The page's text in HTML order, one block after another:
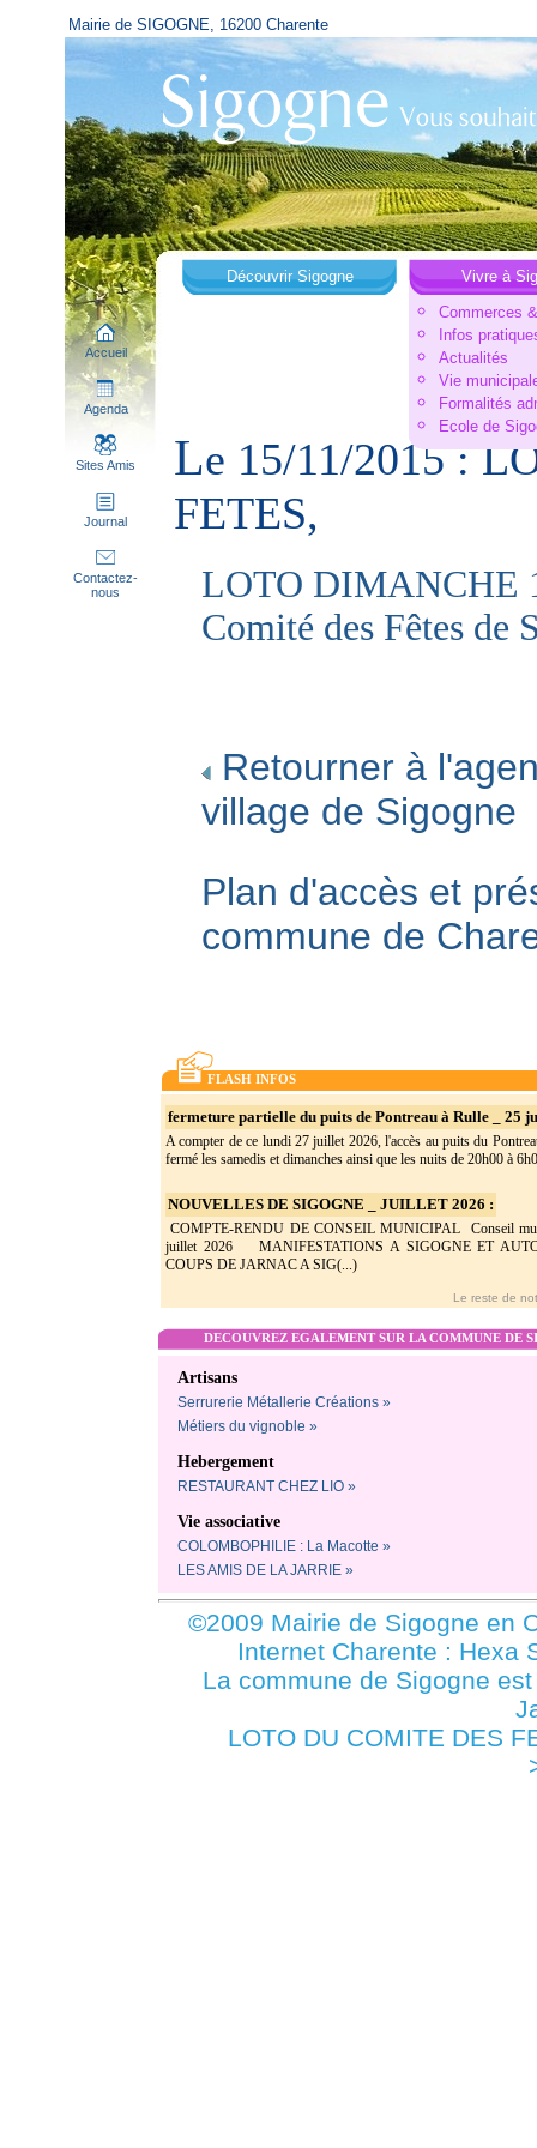
Mairie de SIGOGNE, 16200 Charente
Accueil
Agenda
Sites Amis
Journal
Contactez-
nous
Découvrir Sigogne
Vivre à
Commerces
Infos
Actualités
Vie
Formalités
Ecole de
Le 15/11/2015 :
FETES,
LOTO DIMANCHE
Comité des Fêtes de
Retourner à
village de Sigogne
Plan d'accès et
commune de
FLASH INFOS
fermeture partielle du puits de Pontreau à Rulle _ 25
A compter de ce lundi 27 juillet 2026, l'accès au puits du
fermé les samedis et dimanches ainsi que les nuits de 20h00 à
NOUVELLES DE SIGOGNE _ JUILLET 2026 :
COMPTE-RENDU DE CONSEIL MUNICIPAL Conseil
juillet 2026 MANIFESTATIONS A SIGOGNE ET
COUPS DE JARNAC A SIG(...)
Le reste de
DECOUVREZ EGALEMENT SUR LA COMMUNE DE
Artisans
Serrurerie Métallerie Créations »
Métiers du vignoble »
Hebergement
RESTAURANT CHEZ LIO »
Vie associative
COLOMBOPHILIE : La Macotte »
LES AMIS DE LA JARRIE »
©2009 Mairie de Sigogne en
Internet Charente : Hexa
La commune de Sigogne
LOTO DU COMITE DES